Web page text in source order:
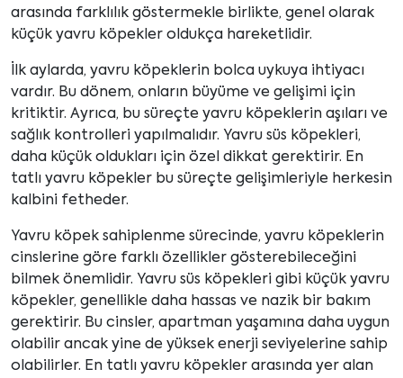
arasında farklılık göstermekle birlikte, genel olarak
küçük yavru köpekler oldukça hareketlidir.
İlk aylarda, yavru köpeklerin bolca uykuya ihtiyacı
vardır. Bu dönem, onların büyüme ve gelişimi için
kritiktir. Ayrıca, bu süreçte yavru köpeklerin aşıları ve
sağlık kontrolleri yapılmalıdır. Yavru süs köpekleri,
daha küçük oldukları için özel dikkat gerektirir. En
tatlı yavru köpekler bu süreçte gelişimleriyle herkesin
kalbini fetheder.
Yavru köpek sahiplenme sürecinde, yavru köpeklerin
cinslerine göre farklı özellikler gösterebileceğini
bilmek önemlidir. Yavru süs köpekleri gibi küçük yavru
köpekler, genellikle daha hassas ve nazik bir bakım
gerektirir. Bu cinsler, apartman yaşamına daha uygun
olabilir ancak yine de yüksek enerji seviyelerine sahip
olabilirler. En tatlı yavru köpekler arasında yer alan